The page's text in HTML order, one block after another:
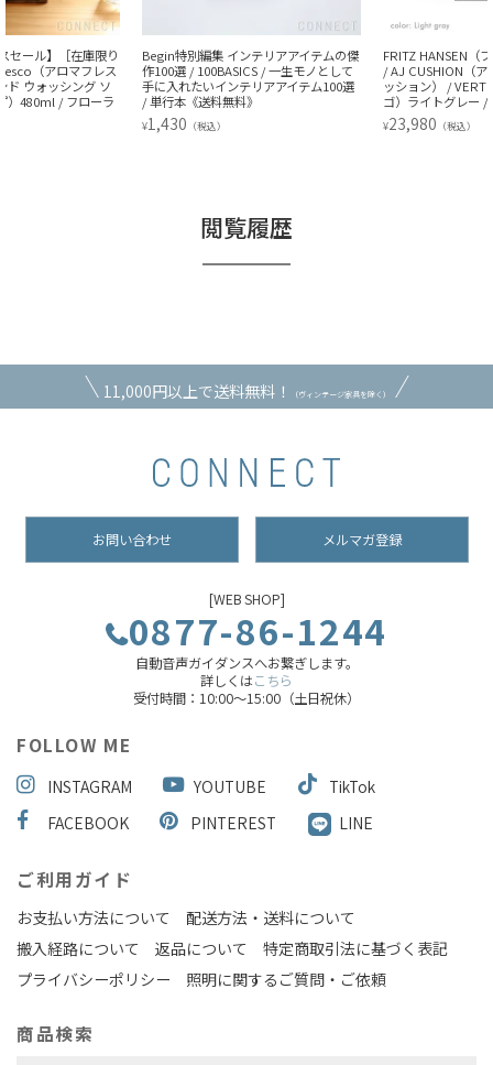
Begin特別編集 インテリアアイテムの傑
作100選 / 100BASICS / 一生モノとして
手に入れたいインテリアアイテム100選
/ 単行本《送料無料》
FRITZ HANSEN（フリッツ・ハンセン）
/ AJ CUSHION（アルネ・ヤコブセン ク
ッション） / VERTIGO（ヴェルティ
ゴ）ライトグレー / 60×40
閲覧履歴
11,000円以上で送料無料！ （ヴィンテージ家具を除く）
お問い合わせ メルマガ登録
[WEB SHOP]
0877-86-1244
自動音声ガイダンスへお繋ぎします。
詳しくはこちら
受付時間：10:00～15:00（土日祝休）
FOLLOW ME
INSTAGRAM YOUTUBE
TikTok
FACEBOOK
PINTEREST LINE
ご利用ガイド
お支払い方法について
配送方法・送料について
搬入経路について
返品について
特定商取引法に基づく表記
プライバシーポリシー
照明に関するご質問・ご依頼
商品検索